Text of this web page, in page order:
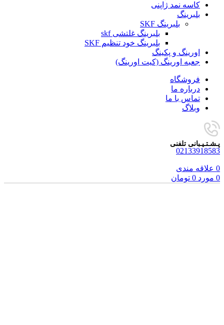
کاسه نمد ژاپنی
بلبرینگ
بلبرینگ SKF
بلبرینگ غلتشی skf
بلبرینگ خود تنظیم SKF
اورینگ و پکینگ
جعبه اورینگ (کیت اورینگ)
فروشگاه
درباره ما
تماس با ما
وبلاگ
پـشـتـیـبانی تلفنی
02133918583
0 علاقه مندی
0 مورد 0 تومان